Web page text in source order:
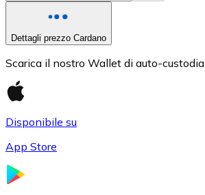
Dettagli prezzo Cardano
Scarica il nostro Wallet di auto-custodia
Disponibile su
App Store